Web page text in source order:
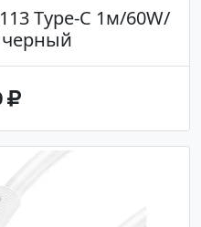
Type-C 1м/60W/